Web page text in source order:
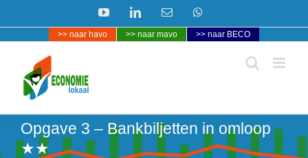
YouTubeLinkedInE-
>> naar havo >> naar mavo >> naar BECO
Opgave 3 – Bankbiljetten in omloop
★★